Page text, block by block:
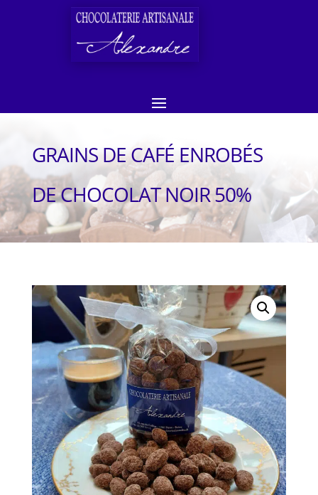
GRAINS DE CAFÉ ENROBÉS
DE CHOCOLAT NOIR 50%